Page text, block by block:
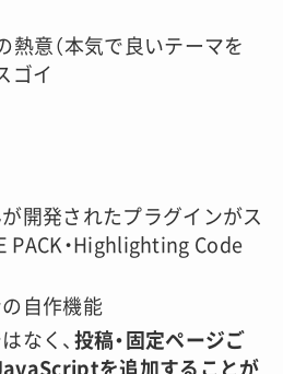
熱意（本気で良いテーマを
ゴイ
開発されたプラグインがス
PACK・Highlighting Code
自作機能
なく、投稿・固定ページご
を追加することが